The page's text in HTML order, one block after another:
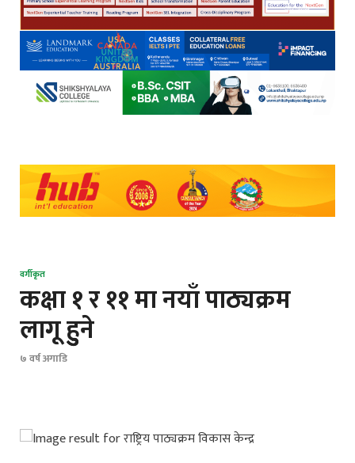
वर्गीकृत
कक्षा १ र ११ मा नयाँ पाठ्यक्रम
लागू हुुने
७ वर्ष अगाडि